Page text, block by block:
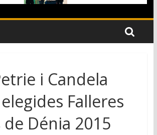
i Candela
Falleres
Dénia 2015